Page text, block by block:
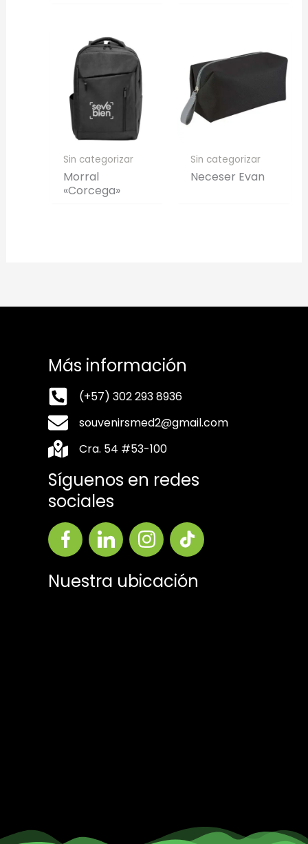
Sin categorizar
Morral
«Corcega»
Sin categorizar
Neceser Evan
Más información
(+57) 302 293 8936
souvenirsmed2@gmail.com
Cra. 54 #53-100
Síguenos en redes
sociales
Nuestra ubicación